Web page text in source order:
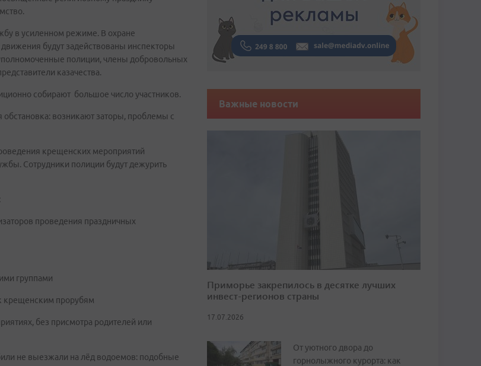
в усиленном режиме. В охране
будут задействованы инспекторы
полиции, члены добровольных
казачества.
собирают большое число участников.
возникают заторы, проблемы с
крещенских мероприятий
Сотрудники полиции будут дежурить
проведения праздничных
группами
крещенским прорубям
без присмотра родителей или
не выезжали на лёд водоемов: подобные
Важные новости
Приморье закрепилось в десятке лучших
инвест-регионов страны
17.07.2026
От уютного двора до
горнолыжного курорта: как